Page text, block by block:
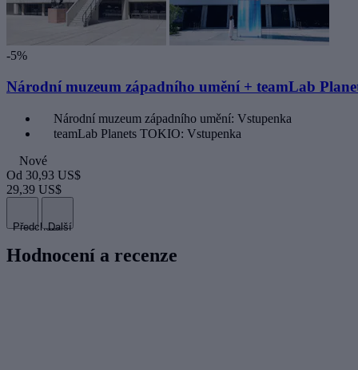
-5%
Národní muzeum západního umění + teamLab
Národní muzeum západního umění: Vstupenka
teamLab Planets TOKIO: Vstupenka
Nové
Od 30,93 US$
29,39 US$
PředchozíDalší
Hodnocení a recenze